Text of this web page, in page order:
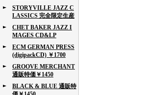
STORYVILLE JAZZ C
LASSICS 完全限定生産
CHET BAKER JAZZ I
MAGES CD&LP
ECM GERMAN PRESS
(digipackCD) ￥1700
GROOVE MERCHANT
通販特価￥1450
BLACK & BLUE 通販特